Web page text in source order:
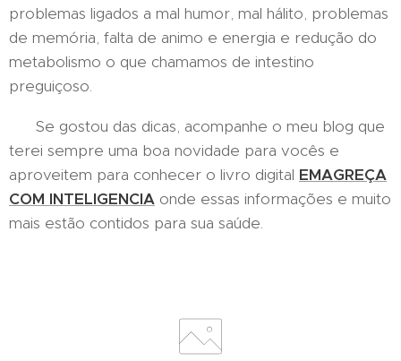
problemas ligados a mal humor, mal hálito, problemas
de memória, falta de animo e energia e redução do
metabolismo o que chamamos de intestino
preguiçoso.
Se gostou das dicas, acompanhe o meu blog que
terei sempre uma boa novidade para vocês e
aproveitem para conhecer o livro digital EMAGREÇA
COM INTELIGENCIA onde essas informações e muito
mais estão contidos para sua saúde.